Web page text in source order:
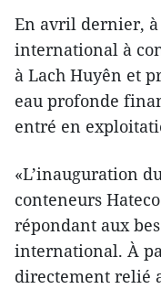
En avril dernier,
international à
à Lach Huyên et
eau profonde
entré en
«L’inauguration
conteneurs
répondant aux
international. À
directement relié